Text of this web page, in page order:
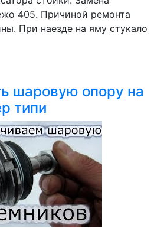
405. Причиной ремонта
При наезде на яму стукало
шаровую опору на
типи